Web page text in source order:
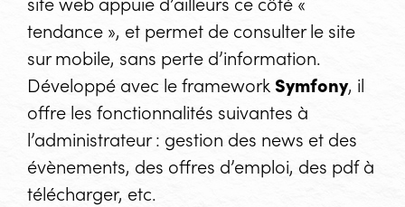
tendance », et permet de consulter le site
sur mobile, sans perte d’information.
Développé avec le framework Symfony, il
offre les fonctionnalités suivantes à
l’administrateur : gestion des news et des
évènements, des offres d’emploi, des pdf à
télécharger, etc.